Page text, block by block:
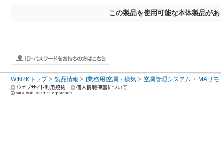
この製品を使用可能な本体製品が
WIN2Kトップ 製品情報 [業務用]空調・換気 空調管理システム MAリモ